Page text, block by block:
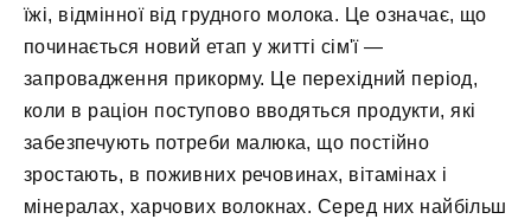
їжі, відмінної від грудного молока. Це означає, що
починається новий етап у житті сім'ї —
запровадження прикорму. Це перехідний період,
коли в раціон поступово вводяться продукти, які
забезпечують потреби малюка, що постійно
зростають, в поживних речовинах, вітамінах і
мінералах, харчових волокнах. Серед них найбільш